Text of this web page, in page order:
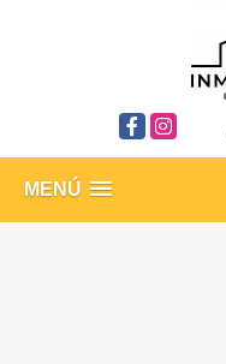
FacebookInstagram
MENÚ